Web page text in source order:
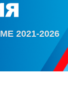
2021-2026